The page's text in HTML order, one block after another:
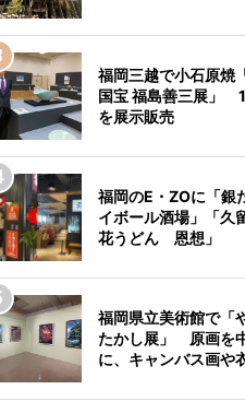
福岡三越で小石原焼
国宝 福島善三展」
を展示販売
福岡のE・ZOに「銀
イボール酒場」「久
花うどん 恩想」
福岡県立美術館で「
たかし展」 原画を
に、キャンバス画や